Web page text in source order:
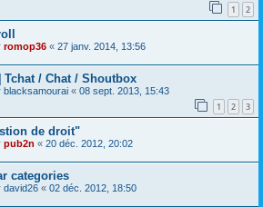
1 2
romop36 « 27 janv. 2014, 13:56
Tchat / Chat / Shoutbox
blacksamourai « 08 sept. 2013, 15:43
1 2 3
de droit"
pub2n « 20 déc. 2012, 20:02
categories
david26 « 02 déc. 2012, 18:50